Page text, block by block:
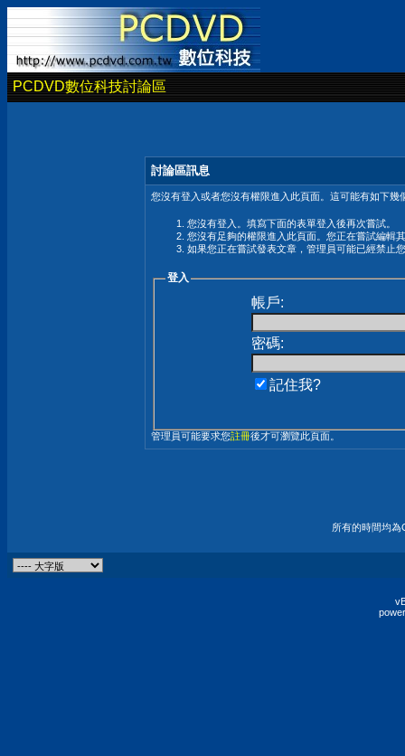
PCDVD數位科技討論區
討論區訊息
您沒有登入或者您沒有權限進入此頁面。這可能有如下幾
您沒有登入。填寫下面的表單登入後再次嘗試。
您沒有足夠的權限進入此頁面。您正在嘗試編輯
如果您正在嘗試發表文章，管理員可能已經禁止
登入
帳戶:
密碼:
記住我?
管理員可能要求您註冊後才可瀏覽此頁面。
所有的時間均為